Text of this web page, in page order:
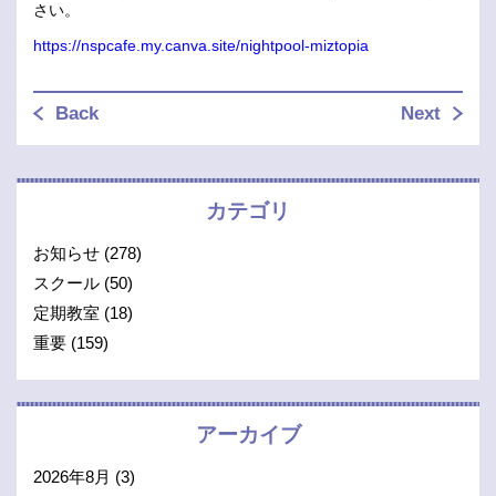
さい。
https://nspcafe.my.canva.site/nightpool-miztopia
Back Next
カテゴリ
お知らせ (278)
スクール (50)
定期教室 (18)
重要 (159)
アーカイブ
2026年8月 (3)